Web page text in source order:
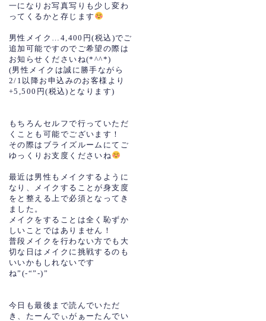
一になりお写真写りも少し変わ
ってくるかと存じます
男性メイク…4,400円(税込)でご
追加可能ですのでご希望の際は
お知らせくださいね(*^^*)
(男性メイクは誠に勝手ながら
2/1以降お申込みのお客様より
+5,500円(税込)となります)
もちろんセルフで行っていただ
くことも可能でございます！
その際はブライズルームにてご
ゆっくりお支度くださいね
最近は男性もメイクするように
なり、メイクすることが身支度
をと整える上で必須となってき
ました。
メイクをすることは全く恥ずか
しいことではありません！
普段メイクを行わない方でも大
切な日はメイクに挑戦するのも
いいかもしれないです
ね”(-“”-)”
今日も最後まで読んでいただ
き、たーんでぃがぁーたんでい